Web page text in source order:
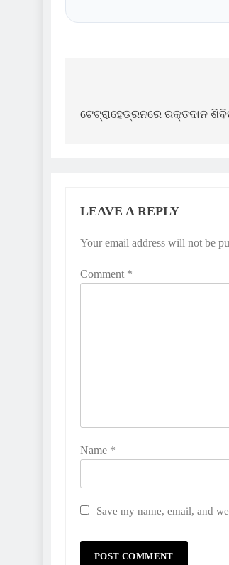
navigation
ଟେଟ୍ରାହେଡ୍ରନରେ ରକ୍ତଦାନ
LEAVE A REPLY
Your email address will not be
Comment *
Name *
Save my name, email, and